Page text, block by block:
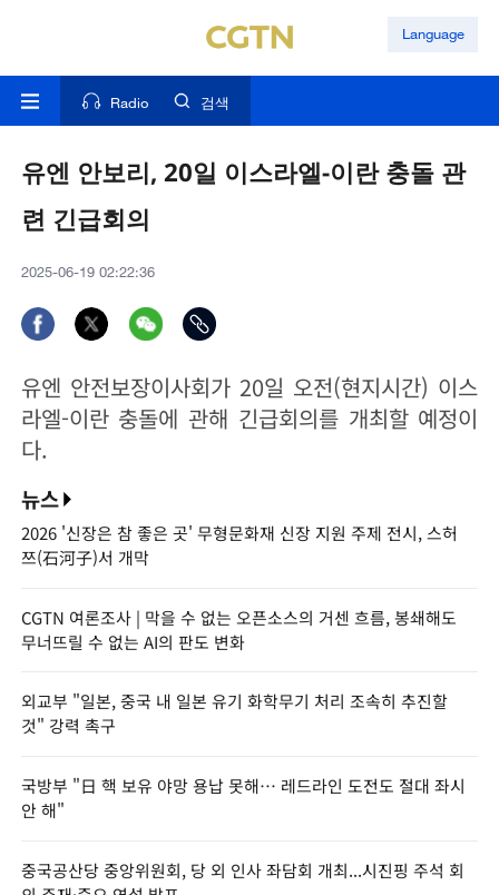
Language
Radio 검색
유엔 안보리, 20일 이스라엘-이란 충돌 관
련 긴급회의
2025-06-19 02:22:36
유엔 안전보장이사회가 20일 오전(현지시간) 이스
라엘-이란 충돌에 관해 긴급회의를 개최할 예정이
다.
뉴스
2026 '신장은 참 좋은 곳' 무형문화재 신장 지원 주제 전시, 스허
쯔(石河子)서 개막
CGTN 여론조사 | 막을 수 없는 오픈소스의 거센 흐름, 봉쇄해도
무너뜨릴 수 없는 AI의 판도 변화
외교부 "일본, 중국 내 일본 유기 화학무기 처리 조속히 추진할
것" 강력 촉구
국방부 "日 핵 보유 야망 용납 못해… 레드라인 도전도 절대 좌시
안 해"
중국공산당 중앙위원회, 당 외 인사 좌담회 개최...시진핑 주석 회